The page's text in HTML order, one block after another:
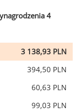
4
3 138,93 PLN
394,50 PLN
60,63 PLN
99,03 PLN